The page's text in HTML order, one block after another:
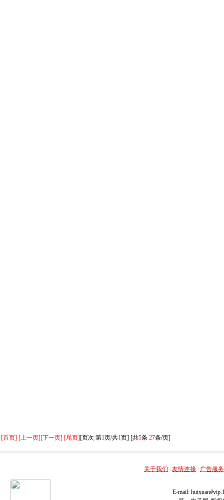
[首页] [上一页][下一页] [尾页][页次 第1页/共1页] [共5条 27条/页]
关于我们 友情连接 广告服务
E-mail: